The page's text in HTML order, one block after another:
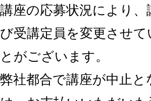
講座の応募状況により、
び受講定員を変更させて
とがございます。
弊社都合で講座が中止と